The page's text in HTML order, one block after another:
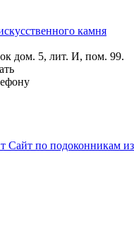
камня
дом. 5, лит. И, пом. 99.
Сайт по подоконникам